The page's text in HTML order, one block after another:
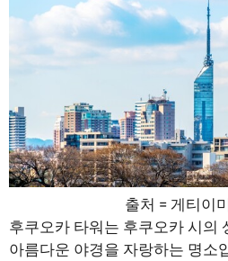
출처 = 게티이
후쿠오카 타워는 후쿠오카 시의
아름다운 야경을 자랑하는 명소